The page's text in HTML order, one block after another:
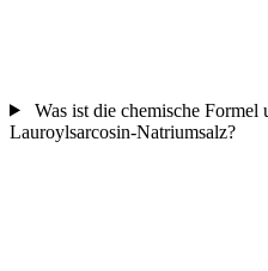
Was ist die chemische
Lauroylsarcosin-Natriumsalz?